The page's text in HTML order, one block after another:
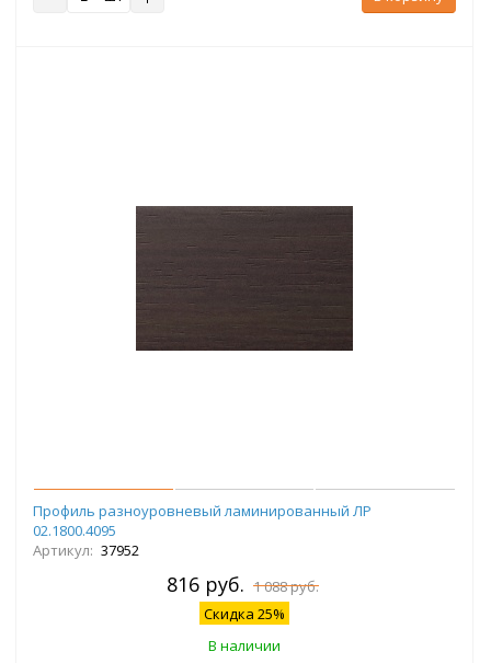
Профиль разноуровневый ламинированный ЛР
02.1800.4095
Артикул: 37952
816 руб. 1 088 руб.
Скидка 25%
В наличии